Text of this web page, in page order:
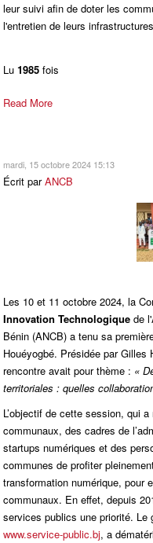
leur suivi afin de doter les
l'entretien de leurs
Lu 1985 fois
Read More
mardi, 15 octobre 2024 15:13
Écrit parANCB
Les 10 et 11 octobre 2024, la
Innovation Technologique de
Bénin (ANCB) a tenu sa
Houéyogbé. Présidée par Gilles
rencontre avait pour thème : «
territoriales : quelles
L’objectif de cette session, qui
communaux, des cadres de
startups numériques et des
communes de profiter
transformation numérique, pour
communaux. En effet, depuis
services publics une priorité. Le
www.service-public.bj, a